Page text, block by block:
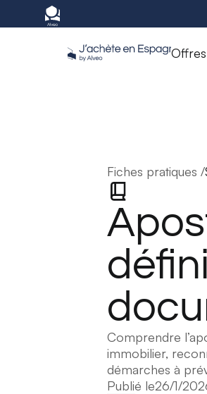
Offres
Fiches pratiques /
Comprendre
immobilier,
démarches à
Publié le26/1/